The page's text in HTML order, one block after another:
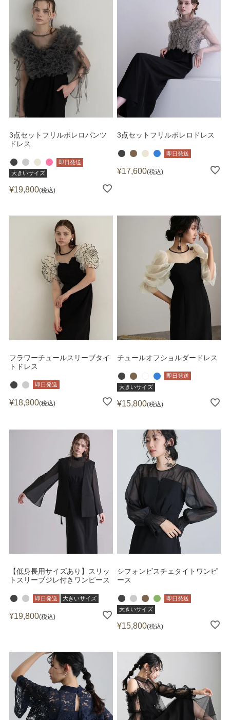
3点セットフリルボレロパンツ
ドレス
即日発送
大きいサイズ
¥19,800 税込
3点セットフリルボレロドレス
即日発送
¥17,600 税込
フラワーチュールスリーブタイ
トドレス
即日発送
¥18,900 税込
チュールオフショルダードレス
即日発送
大きいサイズ
¥15,800 税込
【低身長用サイズあり】スリッ
トスリーブジレ付きワンピース
即日発送 大きいサイズ
¥19,800 税込
シフォンビスチェタイトワンピ
ース
即日発送
大きいサイズ
¥15,800 税込